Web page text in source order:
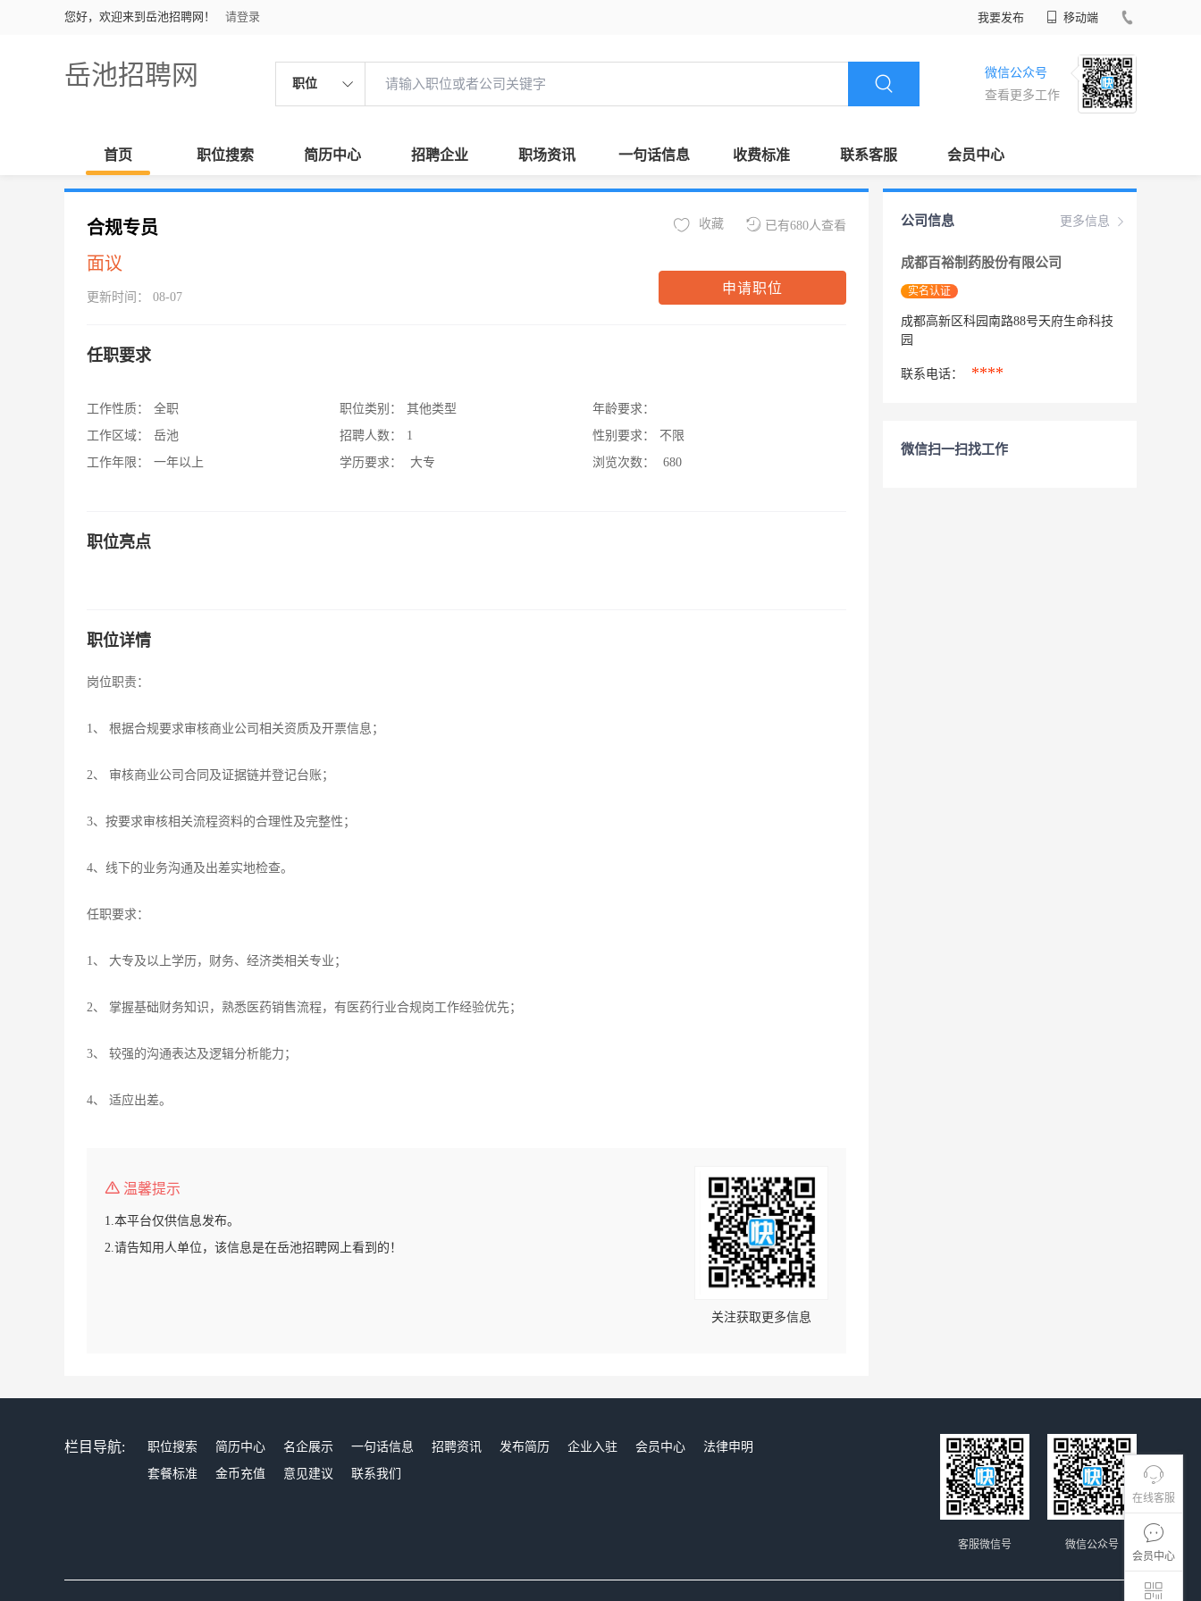
您好，欢迎来到岳池招聘网！ 请登录 我要发布 移动端
岳池招聘网 职位
微信公众号
查看更多工作
首页 职位搜索 简历中心 招聘企业 职场资讯 一句话信息 收费标准 联系客服 会员中心
在线客服
会员中心
合规专员
面议
更新时间： 08-07
已有680人查看
收藏
申请职位
任职要求
工作性质：
全职
工作区域：
岳池
工作年限：
一年以上
职位类别：
其他类型
招聘人数：
1
学历要求：
大专
年龄要求：
性别要求：
不限
浏览次数：
680
职位亮点
职位详情
岗位职责：
1、 根据合规要求审核商业公司相关资质及开票信息；
2、 审核商业公司合同及证据链并登记台账；
3、按要求审核相关流程资料的合理性及完整性；
4、线下的业务沟通及出差实地检查。
任职要求：
1、 大专及以上学历，财务、经济类相关专业；
2、 掌握基础财务知识，熟悉医药销售流程，有医药行业合规岗工作经验优先；
3、 较强的沟通表达及逻辑分析能力；
4、 适应出差。
温馨提示
1.本平台仅供信息发布。
2.请告知用人单位，该信息是在岳池招聘网上看到的！
关注获取更多信息
更多信息
公司信息
成都百裕制药股份有限公司
实名认证
成都高新区科园南路88号天府生命科技
园
联系电话： ****
微信扫一扫找工作
栏目导航: 职位搜索 简历中心 名企展示 一句话信息 招聘资讯 发布简历 企业入驻 会员中心
法律申明
套餐标准
金币充值 意见建议 联系我们
微信公众号
客服微信号